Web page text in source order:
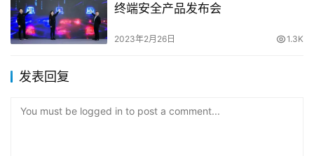
终端安全产品发布会
2023年2月26日 1.3K
发表回复
You must be logged in to post a comment...